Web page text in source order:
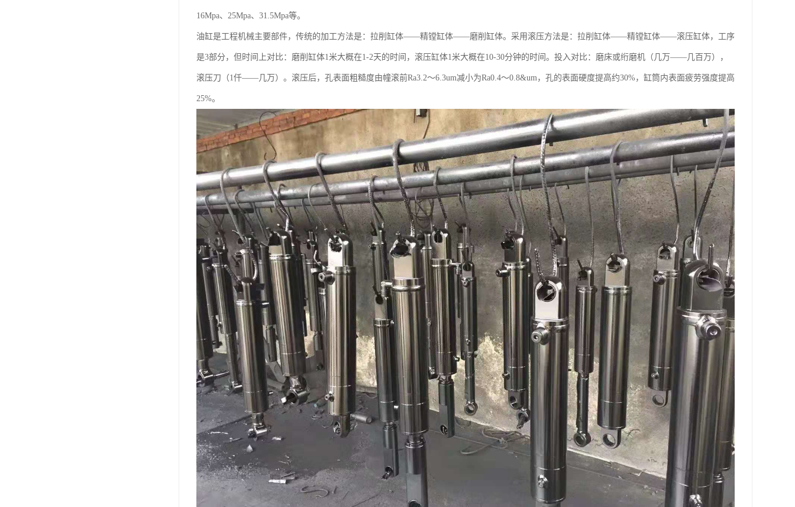
16Mpa、25Mpa、31.5Mpa等。
油缸是工程机械主要部件，传统的加工方法是：拉削缸体——精镗缸体——磨削缸体。采用滚压方法是：拉削缸体——精镗缸体——滚压缸体，工序
是3部分，但时间上对比：磨削缸体1米大概在1-2天的时间，滚压缸体1米大概在10-30分钟的时间。投入对比：磨床或绗磨机（几万——几百万），
滚压刀（1仟——几万）。滚压后，孔表面粗糙度由幢滚前Ra3.2～6.3um减小为Ra0.4～0.8&um，孔的表面硬度提高约30%，缸筒内表面疲劳强度提高
25%。